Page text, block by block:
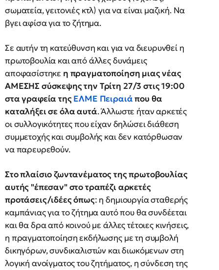
σωματεία, γειτονιές κτλ) για να είναι μαζική. Να
βγει αφίσα για το ζήτημα.
Σε αυτήν τη κατεύθυνση και για να διευρυνθεί η
πρωτοβουλία και από άλλες δυνάμεις
αποφασίστηκε η πραγματοποίηση μιας νέας
ΑΜΕΣΗΣ σύσκεψης την Τρίτη 27/3 στις 19:00
στα γραφεία τηςΕΛΜΕ Πειραιάπου θα
καταλήξει σε όλα αυτά. Άλλωστε ήταν αρκετές
οι συλλογικότητες που είχαν δηλώσει διάθεση
συμμετοχής και συμβολής και δεν κατόρθωσαν
να παρευρεθούν.
Στο πλαίσιο ζωντανέματος της πρωτοβουλίας
αυτής "έπεσαν" στο τραπέζι αρκετές
προτάσεις/ιδέες όπως: η δημιουργία σταθερής
καμπάνιας για το ζήτημα αυτό που θα συνδέεται
και θα δρα από κοινού με άλλες τέτοιες κινήσεις,
η πραγματοποίηση εκδήλωσης με τη συμβολή
δικηγόρων, συνδικαλιστών και διωκόμενων στη
λογική ανοίγματος του ζητήματος, η σύνδεση της